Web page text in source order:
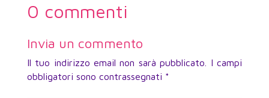
0 commenti
Invia un commento
Il tuo indirizzo email non sarà pubblicato.
I campi
obbligatori sono contrassegnati *